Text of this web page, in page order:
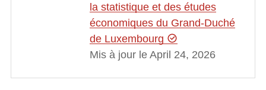
la statistique et des études
économiques du Grand-Duché
de Luxembourg
Mis à jour le April 24, 2026